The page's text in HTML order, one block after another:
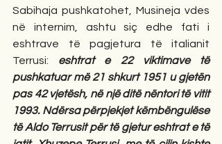
Sabihaja pushkatohet, Musineja vdes
në internim, ashtu siç edhe fati i
eshtrave të pagjetura të italianit
Terrusi: eshtrat e 22 viktimave të
pushkatuar më 21 shkurt 1951 u gjetën
pas 42 vjetësh, në një ditë nëntori të vitit
1993. Ndërsa përpjekjet këmbëngulëse
të Aldo Terrusit për të gjetur eshtrat e të